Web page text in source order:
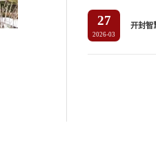
27
2026-03